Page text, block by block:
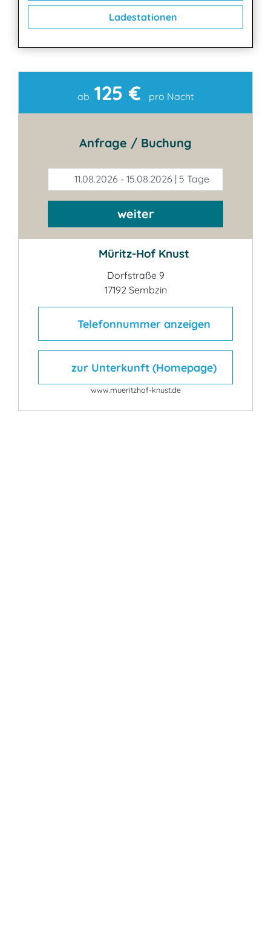
Ladestationen
Kontakt
ab 125 € pro Nacht
Anfrage / Buchung
11.08.2026 - 15.08.2026 | 5 Tage
weiter
Müritz-Hof Knust
Dorfstraße 9
17192 Sembzin
Telefonnummer anzeigen
zur Unterkunft (Homepage)
www.mueritzhof-knust.de